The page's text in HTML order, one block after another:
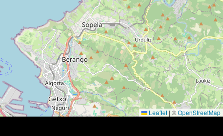
Leaflet | ©OpenStreetMap